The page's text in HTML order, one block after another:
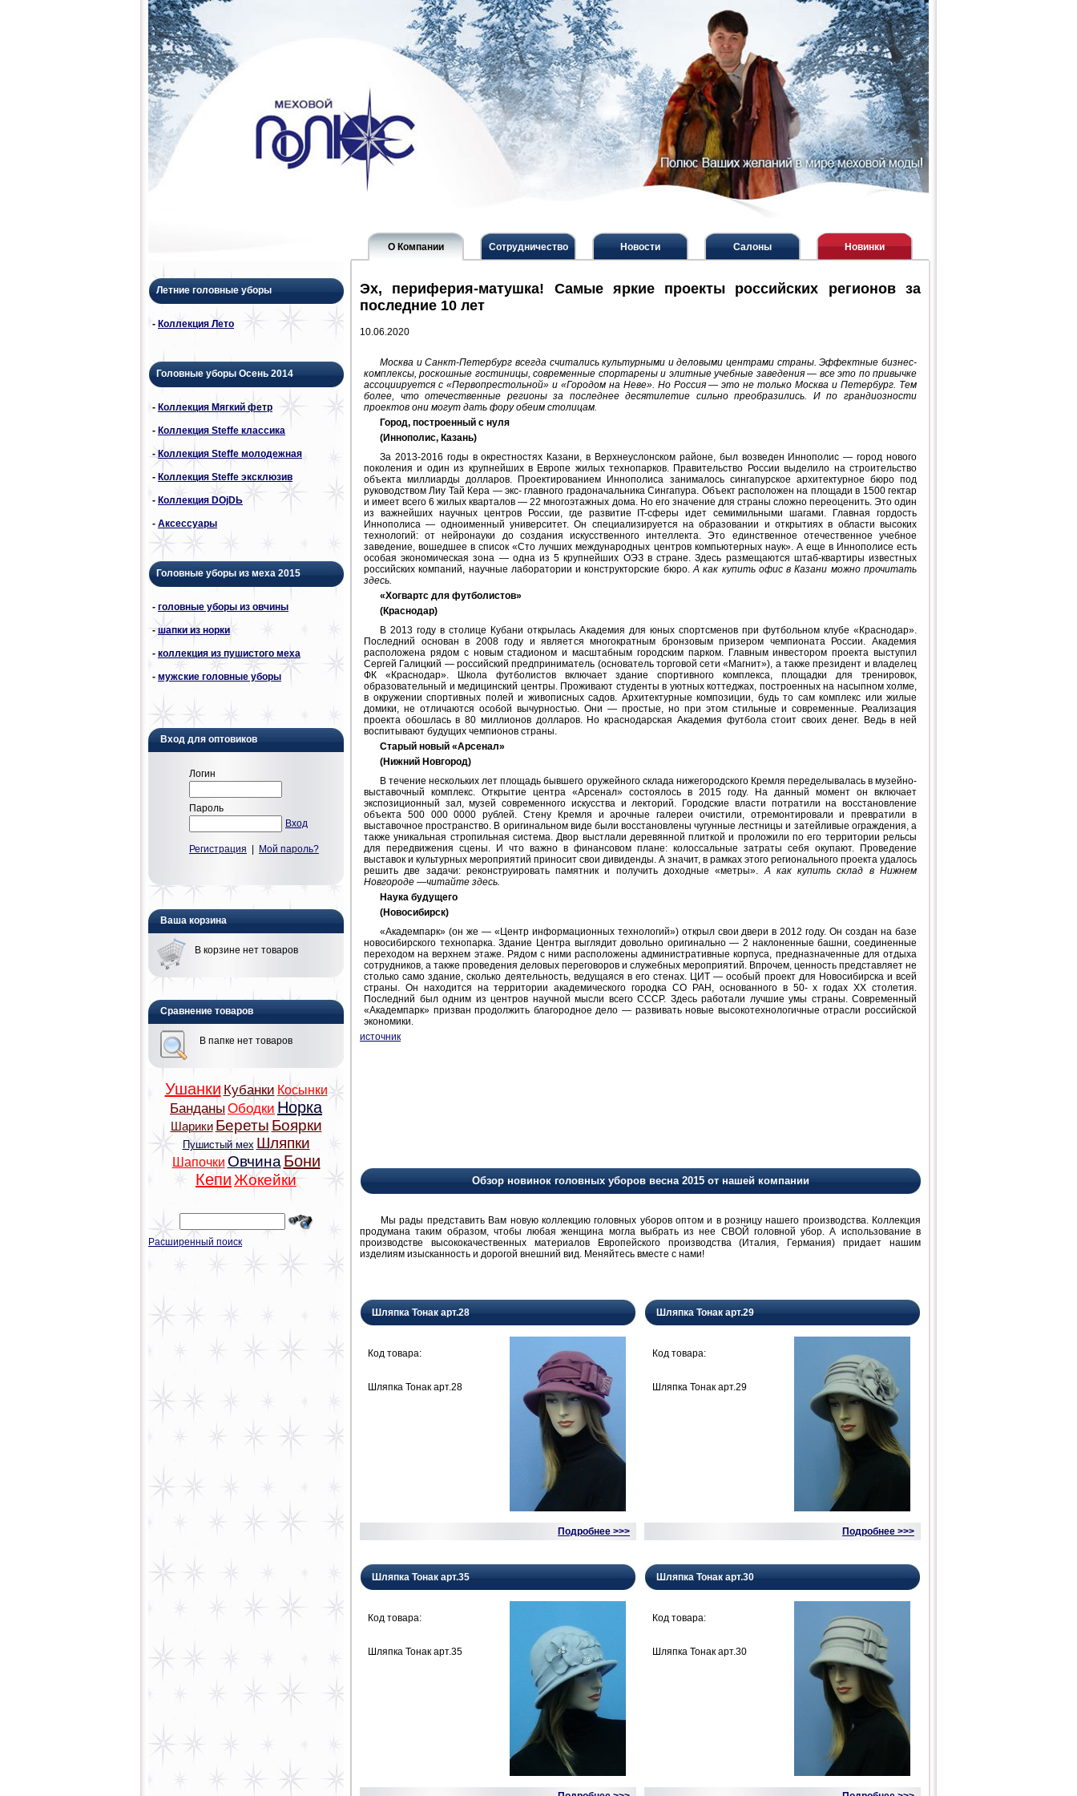
О Компании Сотрудничество Новости Салоны Новинки
Летние головные уборы
- Коллекция Лето
Головные уборы Осень 2014
- Коллекция Мягкий фетр
- Коллекция Steffe классика
-Коллекция Steffe молодежная
- Коллекция Steffe эксклюзив
- Коллекция DОjDЬ
- Аксессуары
Головные уборы из меха 2015
- головные уборы из овчины
-шапки из норки
- коллекция из пушистого меха
- мужские головные уборы
Вход для оптовиков
Логин
Пароль
Вход
Регистрация Мой пароль?
Ваша корзина
В корзине нет товаров
Сравнение товаров
В папке нет товаров
Ушанки Кубанки Косынки
Банданы Ободки Норка
Шарики Береты Боярки
Пушистый мех Шляпки
Шапочки Овчина Бони
Кепи Жокейки
Расширенный поиск
Эх, периферия-матушка! Самые яркие проекты российских регионов за
последние 10 лет
10.06.2020
Москва и Санкт-Петербург всегда считались культурными и деловыми центрами страны. Эффектные бизнес-
комплексы, роскошные гостиницы, современные спортарены и элитные учебные заведения — все это по привычке
ассоциируется с «Первопрестольной» и «Городом на Неве». Но Россия — это не только Москва и Петербург. Тем
более, что отечественные регионы за последнее десятилетие сильно преобразились. И по грандиозности
проектов они могут дать фору обеим столицам.
Город, построенный с нуля
(Иннополис, Казань)
За 2013-2016 годы в окрестностях Казани, в Верхнеуслонском районе, был возведен Иннополис — город нового
поколения и один из крупнейших в Европе жилых технопарков. Правительство России выделило на строительство
объекта миллиарды долларов. Проектированием Иннополиса занималось сингапурское архитектурное бюро под
руководством Лиу Тай Кера — экс- главного градоначальника Сингапура. Объект расположен на площади в 1500 гектар
и имеет всего 6 жилых кварталов — 22 многоэтажных дома. Но его значение для страны сложно переоценить. Это один
из важнейших научных центров России, где развитие IT-сферы идет семимильными шагами. Главная гордость
Иннополиса — одноименный университет. Он специализируется на образовании и открытиях в области высоких
технологий: от нейронауки до создания искусственного интеллекта. Это единственное отечественное учебное
заведение, вошедшее в список «Сто лучших международных центров компьютерных наук». А еще в Иннополисе есть
особая экономическая зона — одна из 5 крупнейших ОЭЗ в стране. Здесь размещаются штаб-квартиры известных
российских компаний, научные лаборатории и конструкторские бюро.А как купить офис в Казани можно прочитать
здесь.
«Хогвартс для футболистов»
(Краснодар)
В 2013 году в столице Кубани открылась Академия для юных спортсменов при футбольном клубе «Краснодар».
Последний основан в 2008 году и является многократным бронзовым призером чемпионата России. Академия
расположена рядом с новым стадионом и масштабным городским парком. Главным инвестором проекта выступил
Сергей Галицкий — российский предприниматель (основатель торговой сети «Магнит»), а также президент и владелец
ФК «Краснодар». Школа футболистов включает здание спортивного комплекса, площадки для тренировок,
образовательный и медицинский центры. Проживают студенты в уютных коттеджах, построенных на насыпном холме,
в окружении спортивных полей и живописных садов. Архитектурные композиции, будь то сам комплекс или жилые
домики, не отличаются особой вычурностью. Они — простые, но при этом стильные и современные. Реализация
проекта обошлась в 80 миллионов долларов. Но краснодарская Академия футбола стоит своих денег. Ведь в ней
воспитывают будущих чемпионов страны.
Старый новый «Арсенал»
(Нижний Новгород)
В течение нескольких лет площадь бывшего оружейного склада нижегородского Кремля переделывалась в музейно-
выставочный комплекс. Открытие центра «Арсенал» состоялось в 2015 году. На данный момент он включает
экспозиционный зал, музей современного искусства и лекторий. Городские власти потратили на восстановление
объекта 500 000 0000 рублей. Стену Кремля и арочные галереи очистили, отремонтировали и превратили в
выставочное пространство. В оригинальном виде были восстановлены чугунные лестницы и затейливые ограждения, а
также уникальная стропильная система. Двор выстлали деревянной плиткой и проложили по его территории рельсы
для передвижения сцены. И что важно в финансовом плане: колоссальные затраты себя окупают. Проведение
выставок и культурных мероприятий приносит свои дивиденды. А значит, в рамках этого регионального проекта удалось
решить две задачи: реконструировать памятник и получить доходные «метры».А каккупить склад в Нижнем
Новгороде —читайте здесь.
Наука будущего
(Новосибирск)
«Академпарк» (он же — «Центр информационных технологий») открыл свои двери в 2012 году. Он создан на базе
новосибирского технопарка. Здание Центра выглядит довольно оригинально — 2 наклоненные башни, соединенные
переходом на верхнем этаже. Рядом с ними расположены административные корпуса, предназначенные для отдыха
сотрудников, а также проведения деловых переговоров и служебных мероприятий. Впрочем, ценность представляет не
столько само здание, сколько деятельность, ведущаяся в его стенах. ЦИТ — особый проект для Новосибирска и всей
страны. Он находится на территории академического городка CO PAH, основанного в 50- х годах XX столетия.
Последний был одним из центров научной мысли всего СССР. Здесь работали лучшие умы страны. Современный
«Академпарк» призван продолжить благородное дело — развивать новые высокотехнологичные отрасли российской
экономики.
источник
Обзор новинок головных уборов весна 2015 от нашей компании
Мы рады представить Вам новую коллекцию головных уборов оптом и в розницу нашего производства. Коллекция
продумана таким образом, чтобы любая женщина могла выбрать из нее СВОЙ головной убор. А использование в
производстве высококачественных материалов Европейского производства (Италия, Германия) придает нашим
изделиям изысканность и дорогой внешний вид. Меняйтесь вместе с нами!
Шляпка Тонак арт.28
Код товара:
Шляпка Тонак арт.28
Подробнее >>>
Шляпка Тонак арт.29
Код товара:
Шляпка Тонак арт.29
Подробнее >>>
Шляпка Тонак арт.35
Код товара:
Шляпка Тонак арт.35
Шляпка Тонак арт.30
Код товара:
Шляпка Тонак арт.30